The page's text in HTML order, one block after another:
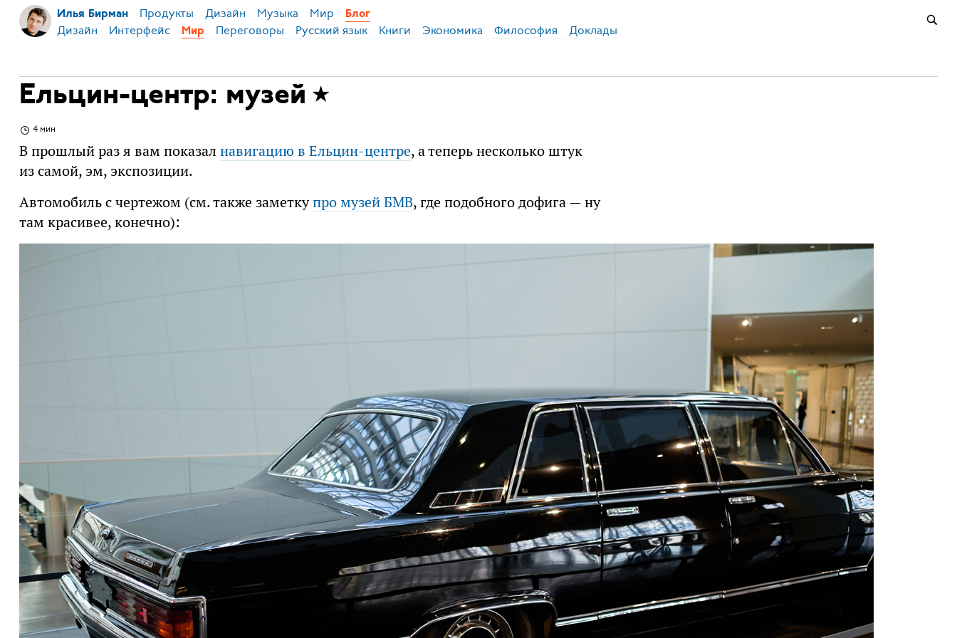
Илья Бирман Продукты Дизайн Музыка Мир Блог
Дизайн Интерфейс Мир Переговоры Русский язык Книги Экономика Философия Доклады
Ельцин-центр: музей
4 мин
В прошлый раз я вам показал навигацию в Ельцин-центре, а теперь несколько штук
из самой, эм, экспозиции.
Автомобиль с чертежом (см. также заметкупро музей БМВ, где подобного дофига — ну
там красивее, конечно):